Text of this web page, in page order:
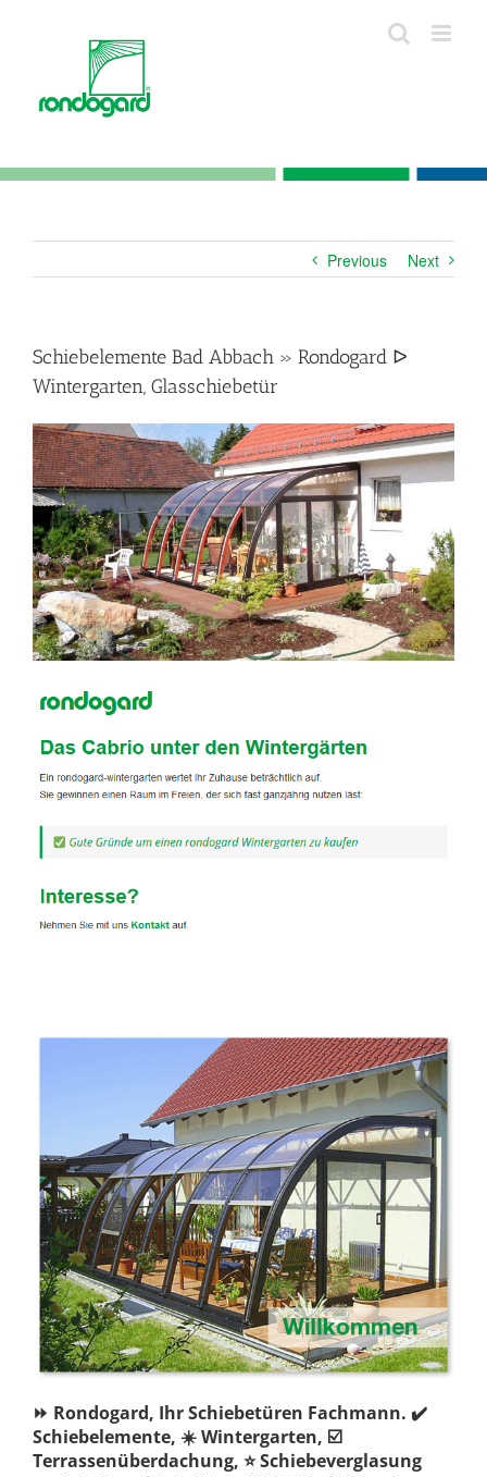
Previous Next
Schiebelemente Bad Abbach » Rondogard ᐅ
Wintergarten, Glasschiebetür
⏩ Rondogard, Ihr Schiebetüren Fachmann. ✔️
Schiebelemente, ☀️ Wintergarten, ☑️
Terrassenüberdachung, ⭐ Schiebeverglasung